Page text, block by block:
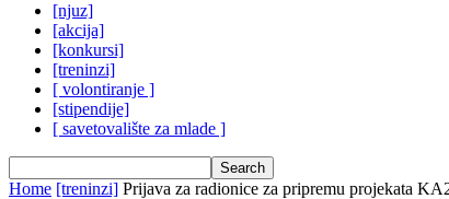
[njuz]
[akcija]
[konkursi]
[treninzi]
[ volontiranje ]
[stipendije]
[ savetovalište za mlade ]
Home [treninzi] Prijava za radionice za pripremu projekata